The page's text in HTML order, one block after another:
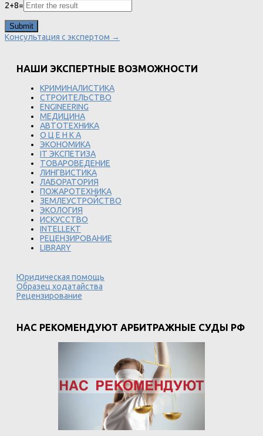
2+8=
Консультация с экспертом →
НАШИ ЭКСПЕРТНЫЕ ВОЗМОЖНОСТИ
КРИМИНАЛИСТИКА
СТРОИТЕЛЬСТВО
ENGINEERING
МЕДИЦИНА
АВТОТЕХНИКА
О Ц Е Н К А
ЭКОНОМИКА
IT ЭКСПЕТИЗА
ТОВАРОВЕДЕНИЕ
ЛИНГВИСТИКА
ЛАБОРАТОРИЯ
ПОЖАРОТЕХНИКА
ЗЕМЛЕУСТРОЙСТВО
ЭКОЛОГИЯ
ИСКУССТВО
INTELLEKT
РЕЦЕНЗИРОВАНИЕ
LIBRARY
Юридическая помощь
Образец ходатайства
Рецензирование
НАС РЕКОМЕНДУЮТ АРБИТРАЖНЫЕ СУДЫ РФ